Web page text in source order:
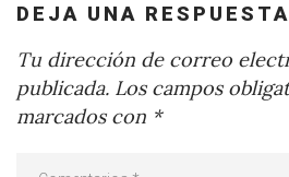
DEJA UNA RESPUESTA
Tu dirección de correo
publicada. Los campos
marcados con *